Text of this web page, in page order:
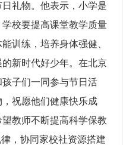
礼物。他表示，小学是
校要提高课堂教学质量
训练，培养身体强健、
新时代好少年。在北京
子们一同参与节日活
祝愿他们健康快乐成
教师不断提高科学保教
，协同家校社资源搭建